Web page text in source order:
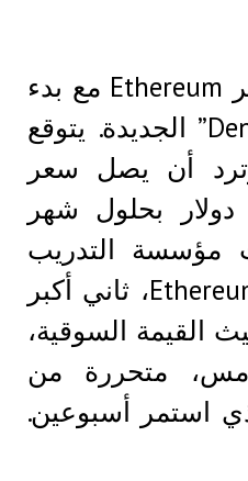
يتزامن استرداد سعر Ethereum مع بدء
تشغيل ترقية “Dencun” الجديدة. يتوقع
أن يصل سعر
إيثريوم إلى 4000 دولار بحلول شهر
مؤسسة التدريب
الأوروبية. أظهرت Ethereum، ثاني أكبر
القيمة السوقية،
متحررة من
استمر أسبوعين.